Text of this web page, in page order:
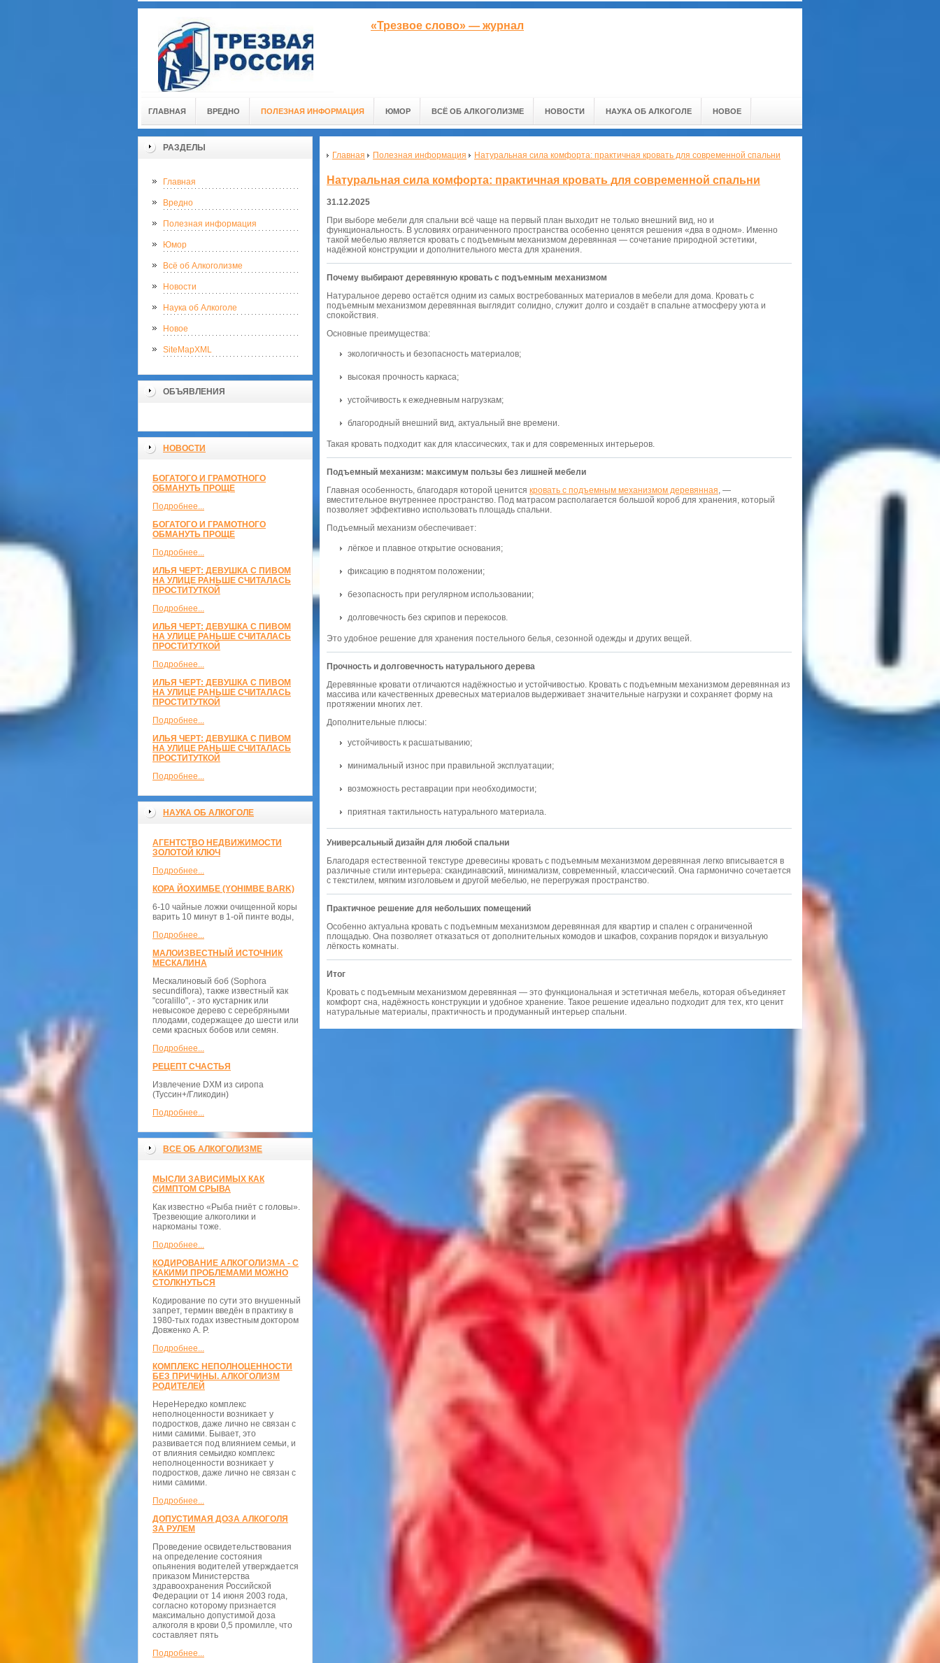
«Трезвое слово» — журнал
ГЛАВНАЯ ВРЕДНО ПОЛЕЗНАЯ ИНФОРМАЦИЯ ЮМОР ВСЁ ОБ АЛКОГОЛИЗМЕ НОВОСТИ НАУКА ОБ АЛКОГОЛЕ НОВОЕ
РАЗДЕЛЫ
Главная
Вредно
Полезная информация
Юмор
Всё об Алкоголизме
Новости
Наука об Алкоголе
Новое
SiteMapXML
ОБЪЯВЛЕНИЯ
НОВОСТИ
БОГАТОГО И ГРАМОТНОГО
ОБМАНУТЬ ПРОЩЕ
Подробнее...
БОГАТОГО И ГРАМОТНОГО
ОБМАНУТЬ ПРОЩЕ
Подробнее...
ИЛЬЯ ЧЕРТ: ДЕВУШКА С ПИВОМ
НА УЛИЦЕ РАНЬШЕ СЧИТАЛАСЬ
ПРОСТИТУТКОЙ
Подробнее...
ИЛЬЯ ЧЕРТ: ДЕВУШКА С ПИВОМ
НА УЛИЦЕ РАНЬШЕ СЧИТАЛАСЬ
ПРОСТИТУТКОЙ
Подробнее...
ИЛЬЯ ЧЕРТ: ДЕВУШКА С ПИВОМ
НА УЛИЦЕ РАНЬШЕ СЧИТАЛАСЬ
ПРОСТИТУТКОЙ
Подробнее...
ИЛЬЯ ЧЕРТ: ДЕВУШКА С ПИВОМ
НА УЛИЦЕ РАНЬШЕ СЧИТАЛАСЬ
ПРОСТИТУТКОЙ
Подробнее...
НАУКА ОБ АЛКОГОЛЕ
АГЕНТСТВО НЕДВИЖИМОСТИ
ЗОЛОТОЙ КЛЮЧ
Подробнее...
КОРА ЙОХИМБЕ (YOHIMBE BARK)
6-10 чайные ложки очищенной коры
варить 10 минут в 1-ой пинте воды,
Подробнее...
МАЛОИЗВЕСТНЫЙ ИСТОЧНИК
МЕСКАЛИНА
Мескалиновый боб (Sophora
secundiflora), также известный как
"coralillo", - это кустарник или
невысокое дерево с серебряными
плодами, содержащее до шести или
семи красных бобов или семян.
Подробнее...
РЕЦЕПТ СЧАСТЬЯ
Извлечение DXM из сиропа
(Туссин+/Гликодин)
Подробнее...
ВСЕ ОБ АЛКОГОЛИЗМЕ
МЫСЛИ ЗАВИСИМЫХ КАК
СИМПТОМ СРЫВА
Как известно «Рыба гниёт с головы».
Трезвеющие алкоголики и
наркоманы тоже.
Подробнее...
КОДИРОВАНИЕ АЛКОГОЛИЗМА - С
КАКИМИ ПРОБЛЕМАМИ МОЖНО
СТОЛКНУТЬСЯ
Кодирование по сути это внушенный
запрет, термин введён в практику в
1980-тых годах известным доктором
Довженко А. Р.
Подробнее...
КОМПЛЕКС НЕПОЛНОЦЕННОСТИ
БЕЗ ПРИЧИНЫ. АЛКОГОЛИЗМ
РОДИТЕЛЕЙ
НереНередко комплекс
неполноценности возникает у
подростков, даже лично не связан с
ними самими. Бывает, это
развивается под влиянием семьи, и
от влияния семьидко комплекс
неполноценности возникает у
подростков, даже лично не связан с
ними самими.
Подробнее...
ДОПУСТИМАЯ ДОЗА АЛКОГОЛЯ
ЗА РУЛЕМ
Проведение освидетельствования
на определение состояния
опьянения водителей утверждается
приказом Министерства
здравоохранения Российской
Федерации от 14 июня 2003 года,
согласно которому признается
максимально допустимой доза
алкоголя в крови 0,5 промилле, что
составляет пять
Подробнее...
Главная Полезная информация Натуральная сила комфорта: практичная кровать для современной спальни
Натуральная сила комфорта: практичная кровать для современной спальни
31.12.2025
При выборе мебели для спальни всё чаще на первый план выходит не только внешний вид, но и
функциональность. В условиях ограниченного пространства особенно ценятся решения «два в одном». Именно
такой мебелью является кровать с подъемным механизмом деревянная — сочетание природной эстетики,
надёжной конструкции и дополнительного места для хранения.
Почему выбирают деревянную кровать с подъемным механизмом
Натуральное дерево остаётся одним из самых востребованных материалов в мебели для дома. Кровать с
подъемным механизмом деревянная выглядит солидно, служит долго и создаёт в спальне атмосферу уюта и
спокойствия.
Основные преимущества:
экологичность и безопасность материалов;
высокая прочность каркаса;
устойчивость к ежедневным нагрузкам;
благородный внешний вид, актуальный вне времени.
Такая кровать подходит как для классических, так и для современных интерьеров.
Подъемный механизм: максимум пользы без лишней мебели
Главная особенность, благодаря которой ценится кровать с подъемным механизмом деревянная, —
вместительное внутреннее пространство. Под матрасом располагается большой короб для хранения, который
позволяет эффективно использовать площадь спальни.
Подъемный механизм обеспечивает:
лёгкое и плавное открытие основания;
фиксацию в поднятом положении;
безопасность при регулярном использовании;
долговечность без скрипов и перекосов.
Это удобное решение для хранения постельного белья, сезонной одежды и других вещей.
Прочность и долговечность натурального дерева
Деревянные кровати отличаются надёжностью и устойчивостью. Кровать с подъемным механизмом деревянная из
массива или качественных древесных материалов выдерживает значительные нагрузки и сохраняет форму на
протяжении многих лет.
Дополнительные плюсы:
устойчивость к расшатыванию;
минимальный износ при правильной эксплуатации;
возможность реставрации при необходимости;
приятная тактильность натурального материала.
Универсальный дизайн для любой спальни
Благодаря естественной текстуре древесины кровать с подъемным механизмом деревянная легко вписывается в
различные стили интерьера: скандинавский, минимализм, современный, классический. Она гармонично сочетается
с текстилем, мягким изголовьем и другой мебелью, не перегружая пространство.
Практичное решение для небольших помещений
Особенно актуальна кровать с подъемным механизмом деревянная для квартир и спален с ограниченной
площадью. Она позволяет отказаться от дополнительных комодов и шкафов, сохранив порядок и визуальную
лёгкость комнаты.
Итог
Кровать с подъемным механизмом деревянная — это функциональная и эстетичная мебель, которая объединяет
комфорт сна, надёжность конструкции и удобное хранение. Такое решение идеально подходит для тех, кто ценит
натуральные материалы, практичность и продуманный интерьер спальни.